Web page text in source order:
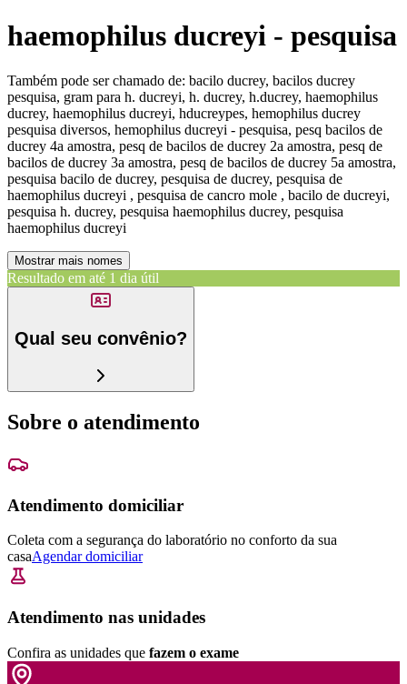
haemophilus ducreyi - pesquisa
Também pode ser chamado de: bacilo ducrey, bacilos ducrey
pesquisa, gram para h. ducreyi, h. ducrey, h.ducrey, haemophilus
ducrey, haemophilus ducreyi, hducreypes, hemophilus ducrey
pesquisa diversos, hemophilus ducreyi - pesquisa, pesq bacilos de
ducrey 4a amostra, pesq de bacilos de ducrey 2a amostra, pesq de
bacilos de ducrey 3a amostra, pesq de bacilos de ducrey 5a amostra,
pesquisa bacilo de ducrey, pesquisa de ducrey, pesquisa de
haemophilus ducreyi , pesquisa de cancro mole , bacilo de ducreyi,
pesquisa h. ducrey, pesquisa haemophilus ducrey, pesquisa
haemophilus ducreyi
Mostrar mais nomes
Resultado em até 1 dia útil
Qual seu convênio?
Sobre o atendimento
Atendimento domiciliar
Coleta com a segurança do laboratório no conforto da sua
casaAgendar domiciliar
Atendimento nas unidades
Confira as unidades que fazem o exame